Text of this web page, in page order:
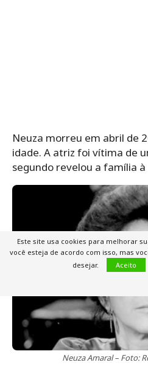
Neuza morreu em abril de
idade. A atriz foi vítima de
segundo revelou a família
Neuza Amaral – Foto:
Este site usa cookies para melhorar
você esteja de acordo com isso, mas
desejar.
Aceito